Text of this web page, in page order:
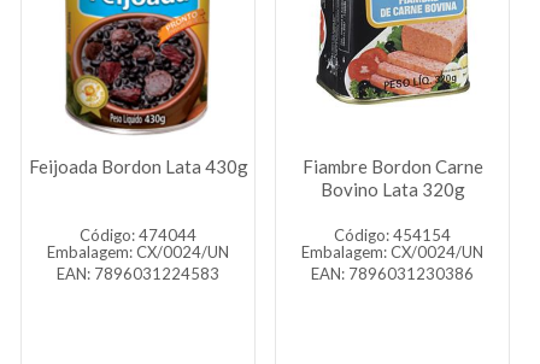
Feijoada Bordon Lata 430g
Código: 474044
Embalagem: CX/0024/UN
EAN: 7896031224583
Fiambre Bordon Carne
Bovino Lata 320g
Código: 454154
Embalagem: CX/0024/UN
EAN: 7896031230386